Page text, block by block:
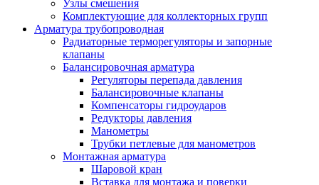
Узлы смешения
Комплектующие для коллекторных групп
Арматура трубопроводная
Радиаторные терморегуляторы и запорные
клапаны
Балансировочная арматура
Регуляторы перепада давления
Балансировочные клапаны
Компенсаторы гидроударов
Редукторы давления
Манометры
Трубки петлевые для манометров
Монтажная арматура
Шаровой кран
Вставка для монтажа и поверки